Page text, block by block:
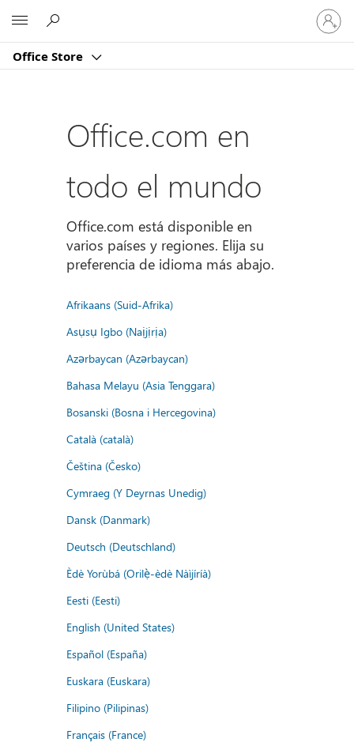
Office Store
Iniciar
sesión
en
cuenta
Office.com en
todo el mundo
Office.com está disponible en
varios países y regiones. Elija su
preferencia de idioma más abajo.
Afrikaans (Suid-Afrika)
Asụsụ Igbo (Naịjịrịa)
Azərbaycan (Azərbaycan)
Bahasa Melayu (Asia Tenggara)
Bosanski (Bosna i Hercegovina)
Català (català)
Čeština (Česko)
Cymraeg (Y Deyrnas Unedig)
Dansk (Danmark)
Deutsch (Deutschland)
Èdè Yorùbá (Orilẹ̀-èdè Nàìjíríà)
Eesti (Eesti)
English (United States)
Español (España)
Euskara (Euskara)
Filipino (Pilipinas)
Français (France)